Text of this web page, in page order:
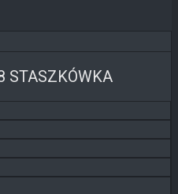
STASZKÓWKA